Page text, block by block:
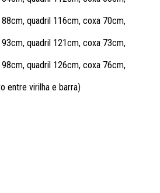
quadril 116cm, coxa 70cm,
quadril 121cm, coxa 73cm,
quadril 126cm, coxa 76cm,
entre virilha e barra)